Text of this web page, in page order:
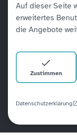
Auf dieser Seite
erweitertes
die Angebote
Zustimmen
Datenschutzerklärung
Alle unsere
befinden